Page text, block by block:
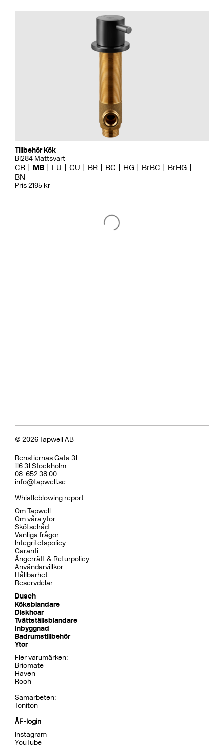
Tillbehör Kök
BI284 Mattsvart
CR MB LU CU BR BC HG BrBC
BrHG
BN
Pris 2195 kr
Badkarsblandare
BOX026 Mattsvart
CR MB LU
Pris 15995 kr
Tillbehör Inbyggnad
BOX300/300 Mattsvart
Pris 4995 kr